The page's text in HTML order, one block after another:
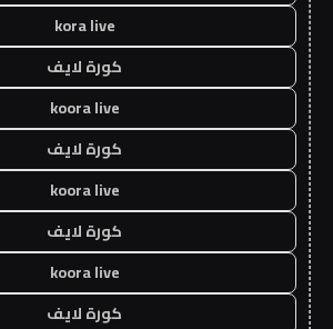
kora live
كورة لايف
koora live
كورة لايف
koora live
كورة لايف
koora live
كورة لايف